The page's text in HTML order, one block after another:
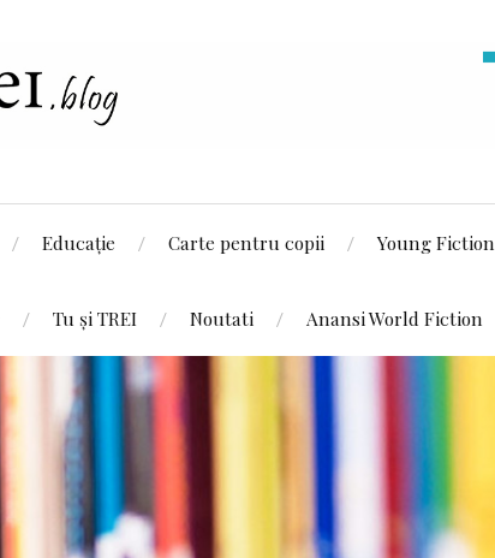
Educație Carte pentru copii Young Fiction
Tu și TREI Noutati Anansi World Fiction